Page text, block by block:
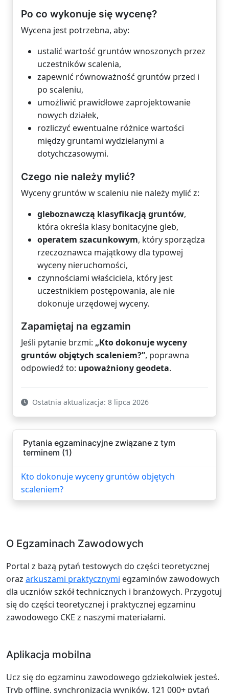
Po co wykonuje się wycenę?
Wycena jest potrzebna, aby:
ustalić wartość gruntów wnoszonych przez
uczestników scalenia,
zapewnić równoważność gruntów przed i
po scaleniu,
umożliwić prawidłowe zaprojektowanie
nowych działek,
rozliczyć ewentualne różnice wartości
między gruntami wydzielanymi a
dotychczasowymi.
Czego nie należy mylić?
Wyceny gruntów w scaleniu nie należy mylić z:
gleboznawczą klasyfikacją gruntów,
która określa klasy bonitacyjne gleb,
operatem szacunkowym, który sporządza
rzeczoznawca majątkowy dla typowej
wyceny nieruchomości,
czynnościami właściciela, który jest
uczestnikiem postępowania, ale nie
dokonuje urzędowej wyceny.
Zapamiętaj na egzamin
Jeśli pytanie brzmi: „Kto dokonuje wyceny
gruntów objętych scaleniem?”, poprawna
odpowiedź to: upoważniony geodeta.
Ostatnia aktualizacja: 8 lipca 2026
Pytania egzaminacyjne związane z tym
terminem (1)
Kto dokonuje wyceny gruntów objętych
scaleniem?
O Egzaminach Zawodowych
Portal z bazą pytań testowych do części teoretycznej
oraz arkuszami praktycznymi egzaminów zawodowych
dla uczniów szkół technicznych i branżowych. Przygotuj
się do części teoretycznej i praktycznej egzaminu
zawodowego CKE z naszymi materiałami.
Aplikacja mobilna
Ucz się do egzaminu zawodowego gdziekolwiek jesteś.
Tryb offline, synchronizacja wyników, 121 000+ pytań